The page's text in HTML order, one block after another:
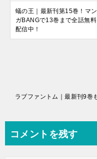
蟻の王｜最新刊第15巻！マン
ガBANGで13巻まで全話無料
配信中！
ビ
コメントを残す